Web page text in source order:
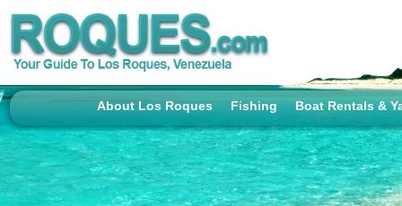
About Los Roques Fishing Boat Rentals &